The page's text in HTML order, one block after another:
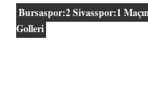
Bursaspor:2 Sivasspor:1
Golleri